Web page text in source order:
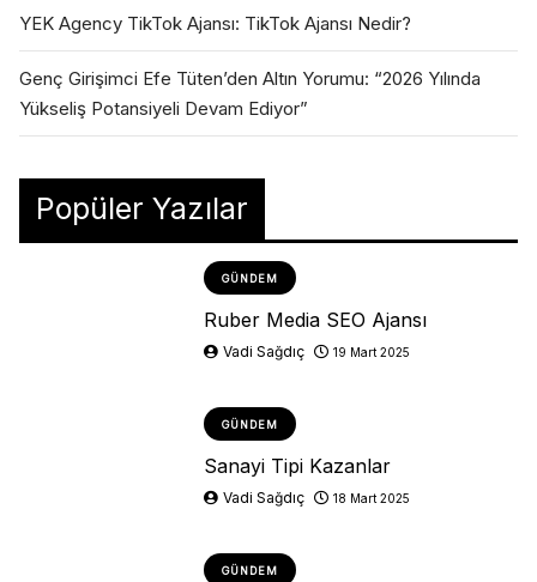
YEK Agency TikTok Ajansı: TikTok Ajansı Nedir?
Genç Girişimci Efe Tüten’den Altın Yorumu: “2026 Yılında
Yükseliş Potansiyeli Devam Ediyor”
Popüler Yazılar
GÜNDEM
Ruber Media SEO Ajansı
Vadi Sağdıç 19 Mart 2025
GÜNDEM
Sanayi Tipi Kazanlar
Vadi Sağdıç 18 Mart 2025
GÜNDEM